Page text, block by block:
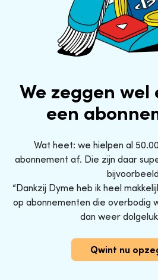
We zeggen wel
een
Wat heet: we hielpen al
abonnement af. Die zijn daar
“Dankzij Dyme heb ik heel
op abonnementen die overbodig
dan weer
Qwint nu